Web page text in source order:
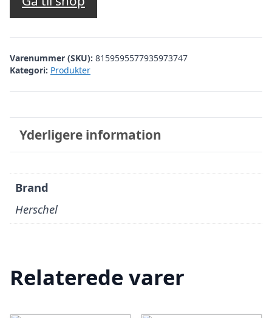
Varenummer (SKU): 8159595577935973747
Kategori: Produkter
Yderligere information
Brand
Herschel
Relaterede varer